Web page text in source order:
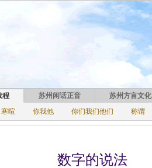
程 苏州闲话正音 苏州方言文化
寒暄 你我他 你们我们他们 称谓
数字的说法